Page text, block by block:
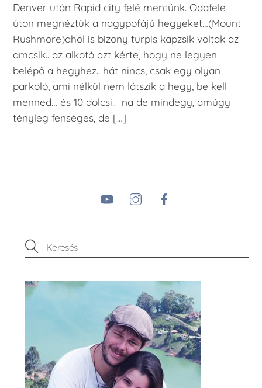
Denver után Rapid city felé mentünk. Odafele
úton megnéztük a nagypofájú hegyeket…(Mount
Rushmore)ahol is bizony turpis kapzsik voltak az
amcsik.. az alkotó azt kérte, hogy ne legyen
belépő a hegyhez.. hát nincs, csak egy olyan
parkoló, ami nélkül nem látszik a hegy, be kell
menned… és 10 dolcsi.. na de mindegy, amúgy
tényleg fenséges, de […]
YouTube Instagram